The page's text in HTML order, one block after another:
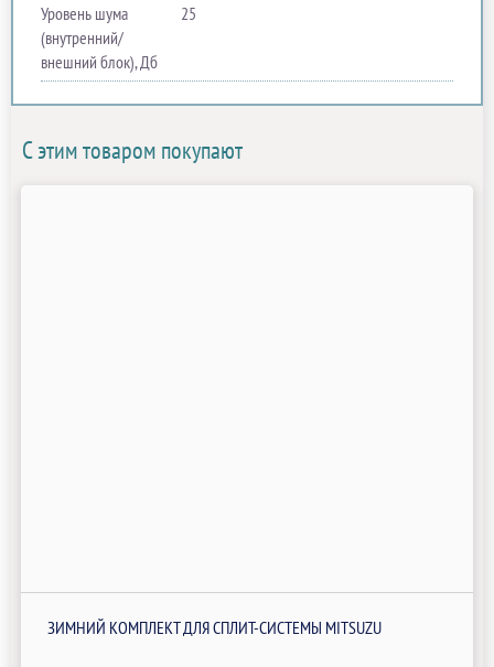
Уровень шума
(внутренний/
внешний блок), Дб
25
С этим товаром покупают
ЗИМНИЙ КОМПЛЕКТ ДЛЯ СПЛИТ-СИСТЕМЫ MITSUZU